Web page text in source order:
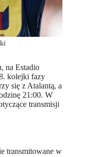
na Estadio
kolejki fazy
się z Atalantą, a
21:00. W
transmisji
transmitowane w